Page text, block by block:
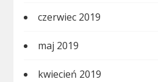
czerwiec 2019
maj 2019
kwiecień 2019